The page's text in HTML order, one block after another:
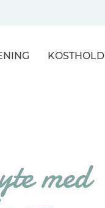
KOSTHOLD
med